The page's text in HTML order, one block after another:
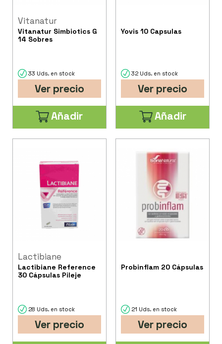
Vitanatur
Vitanatur Simbiotics G
14 Sobres
33 Uds. en stock
Ver precio
Añadir
Yovis 10 Capsulas
32 Uds. en stock
Ver precio
Añadir
Lactibiane
Lactibiane Reference
30 Cápsulas Pileje
28 Uds. en stock
Ver precio
Probinflam 20 Cápsulas
21 Uds. en stock
Ver precio